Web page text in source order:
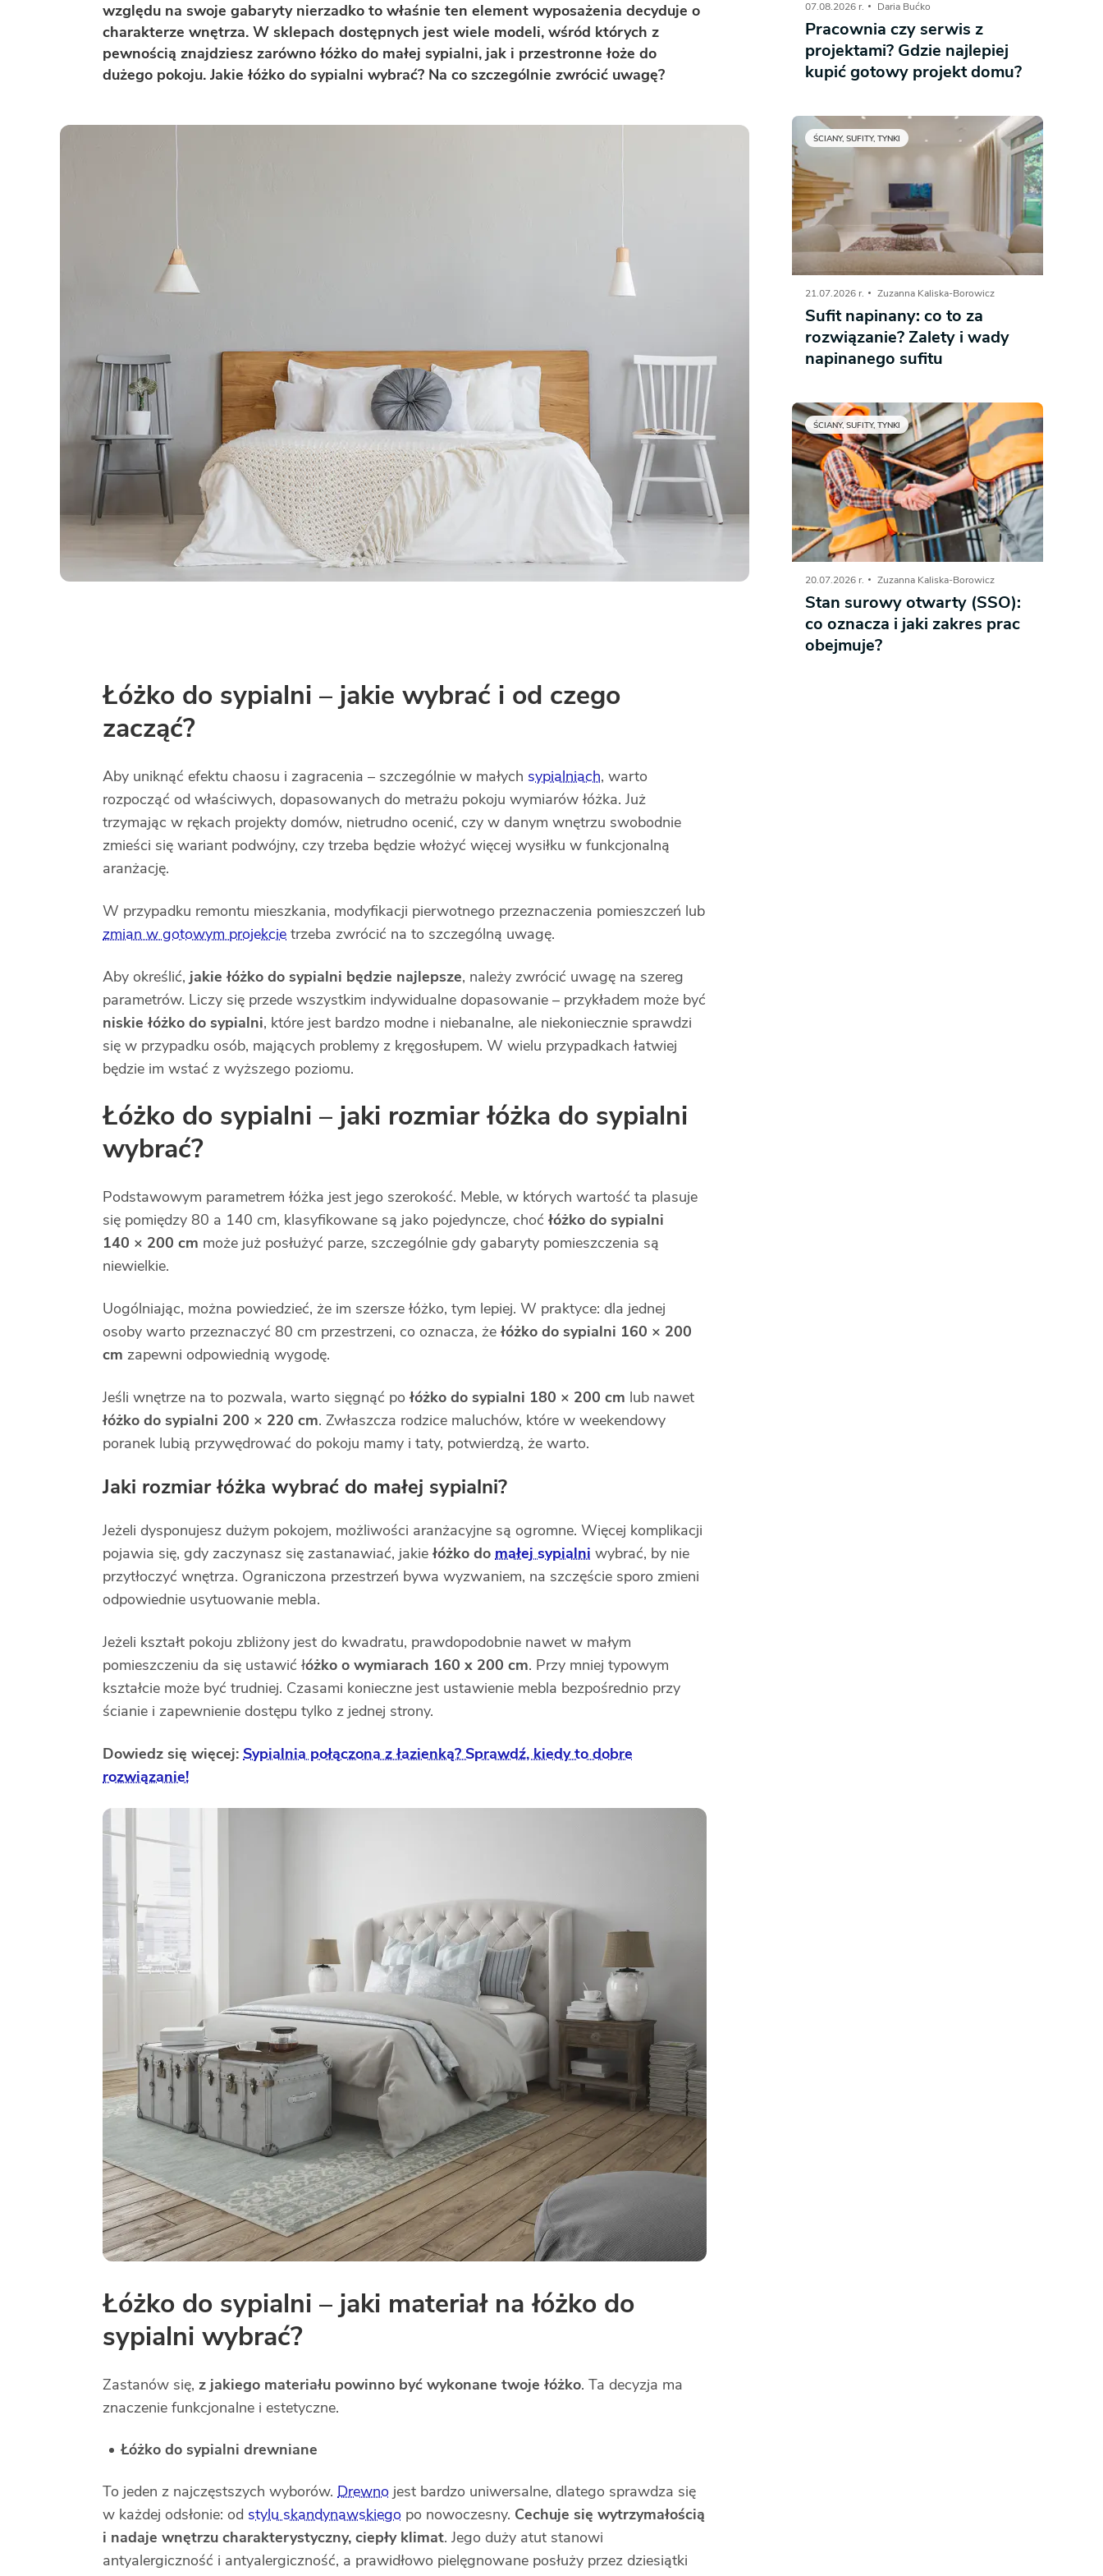
DODATKOWE ELEMENTY
Zobacz wszystkie kategorie
Dom pasywny- co to znaczy
AKADEMIA EXTRADOM.PL
BAZA WIEDZY
względu na swoje gabaryty nierzadko to właśnie ten element wyposażenia decyduje o
charakterze wnętrza. W sklepach dostępnych jest wiele modeli, wśród których z
pewnością znajdziesz zarówno łóżko do małej sypialni, jak i przestronne łoże do
dużego pokoju. Jakie łóżko do sypialni wybrać? Na co szczególnie zwrócić uwagę?
Łóżko do sypialni – jakie wybrać i od czego
zacząć?
Aby uniknąć efektu chaosu i zagracenia – szczególnie w małych sypialniach, warto
rozpocząć od właściwych, dopasowanych do metrażu pokoju wymiarów łóżka. Już
trzymając w rękach projekty domów, nietrudno ocenić, czy w danym wnętrzu swobodnie
zmieści się wariant podwójny, czy trzeba będzie włożyć więcej wysiłku w funkcjonalną
aranżację.
W przypadku remontu mieszkania, modyfikacji pierwotnego przeznaczenia pomieszczeń lub
zmian w gotowym projekcie trzeba zwrócić na to szczególną uwagę.
Aby określić, jakie łóżko do sypialni będzie najlepsze, należy zwrócić uwagę na szereg
parametrów. Liczy się przede wszystkim indywidualne dopasowanie – przykładem może być
niskie łóżko do sypialni, które jest bardzo modne i niebanalne, ale niekoniecznie sprawdzi
się w przypadku osób, mających problemy z kręgosłupem. W wielu przypadkach łatwiej
będzie im wstać z wyższego poziomu.
Łóżko do sypialni – jaki rozmiar łóżka do sypialni
wybrać?
Podstawowym parametrem łóżka jest jego szerokość. Meble, w których wartość ta plasuje
się pomiędzy 80 a 140 cm, klasyfikowane są jako pojedyncze, choć łóżko do sypialni
140 × 200 cm może już posłużyć parze, szczególnie gdy gabaryty pomieszczenia są
niewielkie.
Uogólniając, można powiedzieć, że im szersze łóżko, tym lepiej. W praktyce: dla jednej
osoby warto przeznaczyć 80 cm przestrzeni, co oznacza, że łóżko do sypialni 160 × 200
cm zapewni odpowiednią wygodę.
Jeśli wnętrze na to pozwala, warto sięgnąć po łóżko do sypialni 180 × 200 cm lub nawet
łóżko do sypialni 200 × 220 cm. Zwłaszcza rodzice maluchów, które w weekendowy
poranek lubią przywędrować do pokoju mamy i taty, potwierdzą, że warto.
Jaki rozmiar łóżka wybrać do małej sypialni?
Jeżeli dysponujesz dużym pokojem, możliwości aranżacyjne są ogromne. Więcej komplikacji
pojawia się, gdy zaczynasz się zastanawiać, jakie łóżko do małej sypialni wybrać, by nie
przytłoczyć wnętrza. Ograniczona przestrzeń bywa wyzwaniem, na szczęście sporo zmieni
odpowiednie usytuowanie mebla.
Jeżeli kształt pokoju zbliżony jest do kwadratu, prawdopodobnie nawet w małym
pomieszczeniu da się ustawić łóżko o wymiarach 160 x 200 cm. Przy mniej typowym
kształcie może być trudniej. Czasami konieczne jest ustawienie mebla bezpośrednio przy
ścianie i zapewnienie dostępu tylko z jednej strony.
Dowiedz się więcej: Sypialnia połączona z łazienką? Sprawdź, kiedy to dobre
rozwiązanie!
Łóżko do sypialni – jaki materiał na łóżko do
sypialni wybrać?
Zastanów się, z jakiego materiału powinno być wykonane twoje łóżko. Ta decyzja ma
znaczenie funkcjonalne i estetyczne.
Łóżko do sypialni drewniane
To jeden z najczęstszych wyborów. Drewno jest bardzo uniwersalne, dlatego sprawdza się
w każdej odsłonie: od stylu skandynawskiego po nowoczesny. Cechuje się wytrzymałością
i nadaje wnętrzu charakterystyczny, ciepły klimat. Jego duży atut stanowi
antyalergiczność i antyalergiczność, a prawidłowo pielęgnowane posłuży przez dziesiątki
07.08.2026 r. Daria Bućko
Pracownia czy serwis z
projektami? Gdzie najlepiej
kupić gotowy projekt domu?
ŚCIANY, SUFITY, TYNKI
21.07.2026 r. Zuzanna Kaliska-Borowicz
Sufit napinany: co to za
rozwiązanie? Zalety i wady
napinanego sufitu
ŚCIANY, SUFITY, TYNKI
20.07.2026 r. Zuzanna Kaliska-Borowicz
Stan surowy otwarty (SSO):
co oznacza i jaki zakres prac
obejmuje?